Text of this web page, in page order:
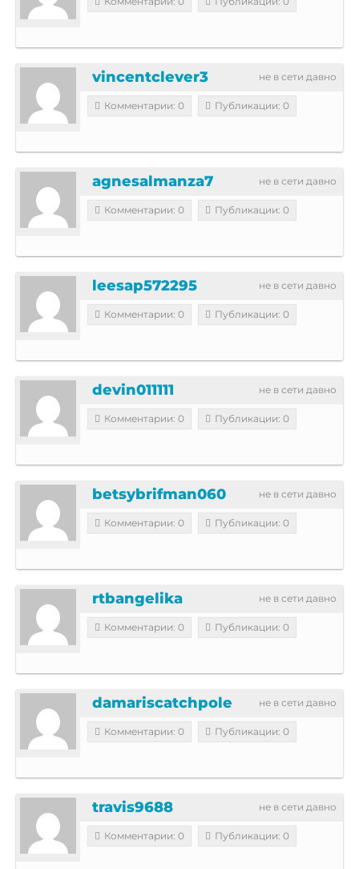
не в сети давно
vincentclever3
Комментарии: 0 Публикации: 0
не в сети давно
agnesalmanza7
Комментарии: 0 Публикации: 0
не в сети давно
leesap572295
Комментарии: 0 Публикации: 0
не в сети давно
devin011111
Комментарии: 0 Публикации: 0
не в сети давно
betsybrifman060
Комментарии: 0 Публикации: 0
не в сети давно
rtbangelika
Комментарии: 0 Публикации: 0
не в сети давно
damariscatchpole
Комментарии: 0 Публикации: 0
не в сети давно
travis9688
Комментарии: 0 Публикации: 0